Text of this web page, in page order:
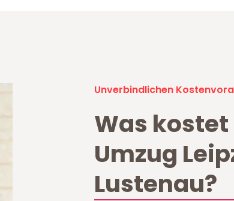
Unverbindlichen
Was kostet
Umzug
Lustenau?